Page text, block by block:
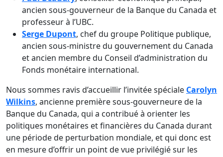
ancien sous-gouverneur de la Banque du Canada et
professeur à l’UBC.
Serge Dupont, chef du groupe Politique publique,
ancien sous-ministre du gouvernement du Canada
et ancien membre du Conseil d’administration du
Fonds monétaire international.
Nous sommes ravis d’accueillir l’invitée spéciale Carolyn
Wilkins, ancienne première sous-gouverneure de la
Banque du Canada, qui a contribué à orienter les
politiques monétaires et financières du Canada durant
une période de perturbation mondiale, et qui donc est
en mesure d’offrir un point de vue privilégié sur les